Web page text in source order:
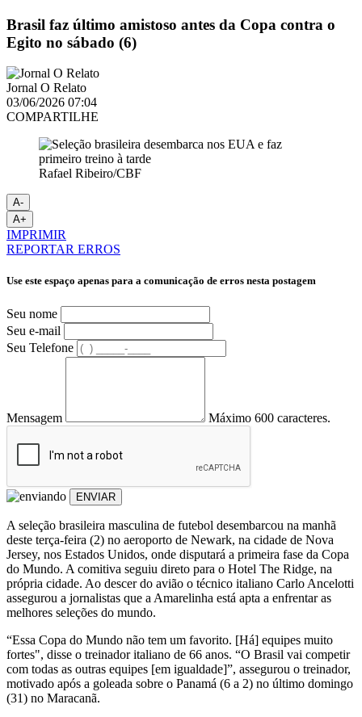
Brasil faz último amistoso antes da Copa contra o
Egito no sábado (6)
Jornal O Relato
03/06/2026 07:04
COMPARTILHE
Rafael Ribeiro/CBF
A-
A+
IMPRIMIR
REPORTAR ERROS
Use este espaço apenas para a comunicação de erros nesta postagem
Seu nome
Seu e-mail
Seu Telefone
Mensagem Máximo 600 caracteres.
ENVIAR
A seleção brasileira masculina de futebol desembarcou na manhã
deste terça-feira (2) no aeroporto de Newark, na cidade de Nova
Jersey, nos Estados Unidos, onde disputará a primeira fase da Copa
do Mundo. A comitiva seguiu direto para o Hotel The Ridge, na
própria cidade. Ao descer do avião o técnico italiano Carlo Ancelotti
assegurou a jornalistas que a Amarelinha está apta a enfrentar as
melhores seleções do mundo.
“Essa Copa do Mundo não tem um favorito. [Há] equipes muito
fortes", disse o treinador italiano de 66 anos. “O Brasil vai competir
com todas as outras equipes [em igualdade]”, assegurou o treinador,
motivado após a goleada sobre o Panamá (6 a 2) no último domingo
(31) no Maracanã.